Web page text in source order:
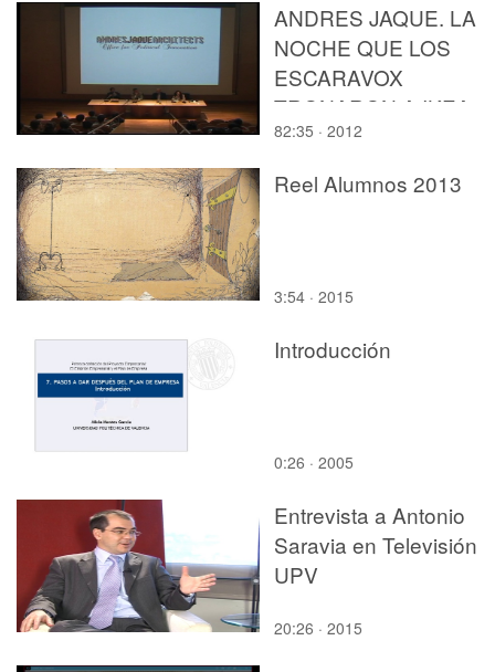
ANDRES JAQUE. LA
NOCHE QUE LOS
ESCARAVOX
TRONARON A IKEA
82:35 · 2012
Reel Alumnos 2013
3:54 · 2015
Introducción
0:26 · 2005
Entrevista a Antonio
Saravia en Televisión
UPV
20:26 · 2015